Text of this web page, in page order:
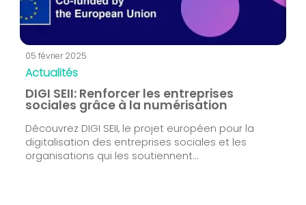
05 février 2025
Actualités
DIGI SEII: Renforcer les entreprises
sociales grâce à la numérisation
Découvrez DIGI SEII, le projet européen pour la
digitalisation des entreprises sociales et les
organisations qui les soutiennent...